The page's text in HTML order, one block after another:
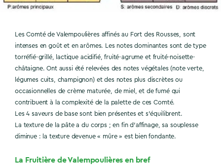
Les Comté de Valempoulières affinés au Fort des Rousses, sont
intenses en goût et en arômes. Les notes dominantes sont de type
torréfié-grillé, lactique acidifié, fruité-agrume et fruité-noisette-
châtaigne. Ont aussi été relevées des notes végétales (note verte,
légumes cuits, champignon) et des notes plus discrètes ou
occasionnelles de crème maturée, de miel, et de fumé qui
contribuent à la complexité de la palette de ces Comté.
Les 4 saveurs de base sont bien présentes et s’équilibrent.
La texture de la pâte a du corps ; en fin d’affinage, sa souplesse
diminue : la texture devenue « mûre » est bien fondante.
La Fruitière de Valempoulières en bref